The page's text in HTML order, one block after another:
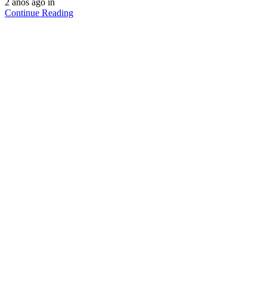
2 años ago in
Continue Reading